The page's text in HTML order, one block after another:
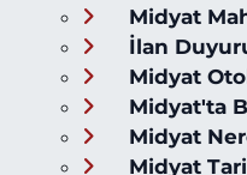
Midyat
İlan
Midyat
Midyat'ta
Midyat
Midyat